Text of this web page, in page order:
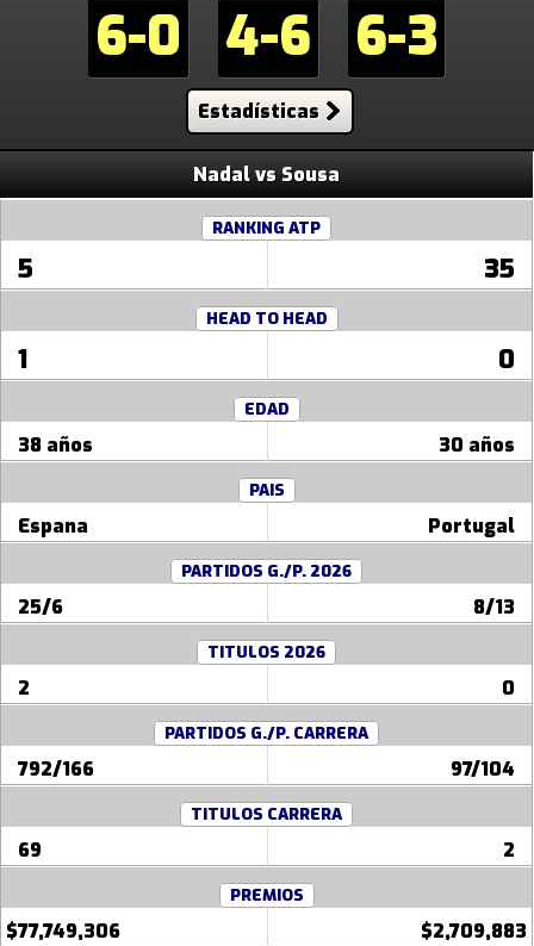
Nadal vs Sousa
RANKING ATP
5 35
HEAD TO HEAD
1 0
EDAD
38 años 30 años
PAIS
Espana Portugal
PARTIDOS G./P. 2026
25/6 8/13
TITULOS 2026
2 0
PARTIDOS G./P. CARRERA
792/166 97/104
TITULOS CARRERA
69 2
PREMIOS
$77,749,306 $2,709,883
6-0 4-6 6-3
Estadísticas